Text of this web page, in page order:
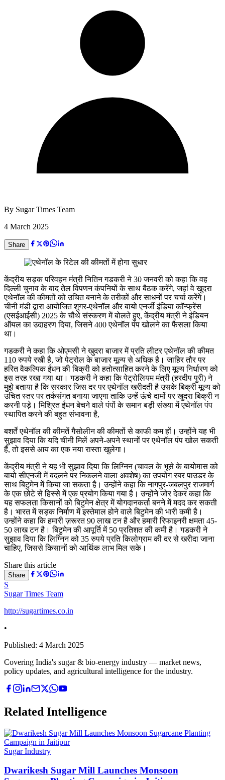
By Sugar Times Team
4 March 2025
Share
केंद्रीय सड़क परिवहन मंत्री नितिन गडकरी ने 30 जनवरी को कहा कि वह
दिल्ली चुनाव के बाद तेल विपणन कंपनियों के साथ बैठक करेंगे, जहां वे खुदरा
एथेनॉल की कीमतों को उचित बनाने के तरीकों और साधनों पर चर्चा करेंगे।
चीनी मंडी द्वारा आयोजित शुगर-एथेनॉल और बायो एनर्जी इंडिया कॉन्फ्रेंस
(एसईआईसी) 2025 के चौथे संस्करण में बोलते हुए, केंद्रीय मंत्री ने इंडियन
ऑयल का उदाहरण दिया, जिसने 400 एथेनॉल पंप खोलने का फैसला किया
था।
गडकरी ने कहा कि ओएमसी ने खुदरा बाजार में प्रति लीटर एथेनॉल की कीमत
110 रुपये रखी है, जो पेट्रोल के बाजार मूल्य से अधिक है। जाहिर तौर पर
हरित वैकल्पिक ईंधन की बिक्री को हतोत्साहित करने के लिए मूल्य निर्धारण को
इस तरह रखा गया था। गडकरी ने कहा कि पेट्रोलियम मंत्री (हरदीप पुरी) ने
मुझे बताया है कि सरकार जिस दर पर एथेनॉल खरीदती है उसके बिक्री मूल्य को
उचित स्तर पर तर्कसंगत बनाया जाएगा ताकि उन्हें ऊंचे दामों पर खुदरा बिक्री न
करनी पड़े। मिश्रित ईंधन बेचने वाले पंपों के समान बड़ी संख्या में एथेनॉल पंप
स्थापित करने की बहुत संभावना है,
बशर्ते एथेनॉल की कीमतें गैसोलीन की कीमतों से काफी कम हों। उन्होंने यह भी
सुझाव दिया कि यदि चीनी मिलें अपने-अपने स्थानों पर एथेनॉल पंप खोल सकती
हैं, तो इससे आय का एक नया रास्ता खुलेगा।
केंद्रीय मंत्री ने यह भी सुझाव दिया कि लिग्निन (चावल के भूसे के बायोमास को
बायो सीएनजी में बदलने पर निकलने वाला अवशेष) का उपयोग रबर पाउडर के
साथ बिटुमेन में किया जा सकता है। उन्होंने कहा कि नागपुर-जबलपुर राजमार्ग
के एक छोटे से हिस्से में एक प्रयोग किया गया है। उन्होंने जोर देकर कहा कि
यह सफलता किसानों को बिटुमेन क्षेत्र में योगदानकर्ता बनने में मदद कर सकती
है। भारत में सड़क निर्माण में इस्तेमाल होने वाले बिटुमेन की भारी कमी है।
उन्होंने कहा कि हमारी ज़रूरत 90 लाख टन है और हमारी रिफाइनरी क्षमता 45-
50 लाख टन है। बिटुमेन की आपूर्ति में 50 प्रतिशत की कमी है। गडकरी ने
सुझाव दिया कि लिग्निन को 35 रुपये प्रति किलोग्राम की दर से खरीदा जाना
चाहिए, जिससे किसानों को आर्थिक लाभ मिल सके।
Share this article
Share
S
Sugar Times Team
http://sugartimes.co.in
•
Published: 4 March 2025
Covering India's sugar & bio-energy industry — market news,
policy updates, and agricultural intelligence for the industry.
Related Intelligence
Sugar Industry
Dwarikesh Sugar Mill Launches Monsoon